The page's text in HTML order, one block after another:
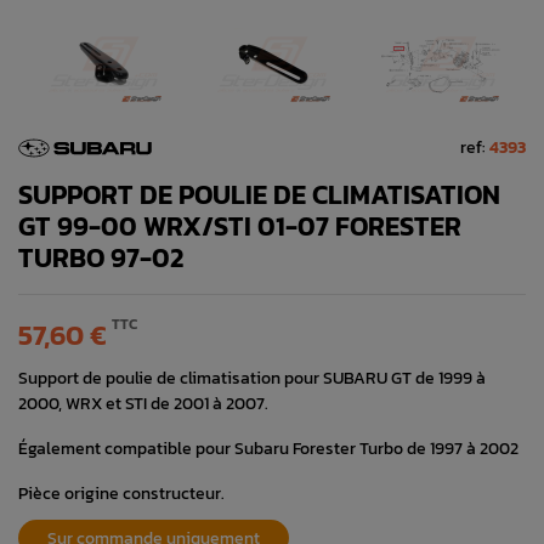
ref:4393
SUPPORT DE POULIE DE CLIMATISATION
GT 99-00 WRX/STI 01-07 FORESTER
TURBO 97-02
57,60 € TTC
Support de poulie de climatisation pour SUBARU GT de 1999 à
2000, WRX et STI de 2001 à 2007.
Également compatible pour Subaru Forester Turbo de 1997 à 2002
Pièce origine constructeur.
Sur commande uniquement